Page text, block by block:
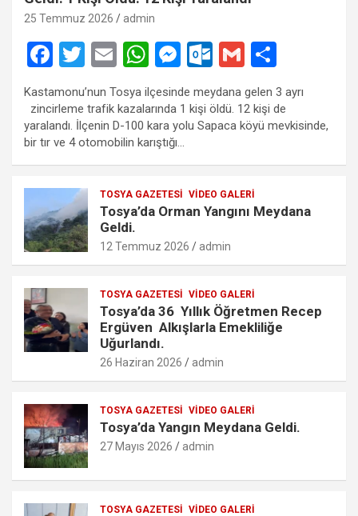
25 Temmuz 2026 admin
F
ce
b
o
o
k
T
wi
tt
er
E
ail
W
at
s
A
p
M
es
se
n
g
er
O
ut
lo
o
o
G
m
ail
h
ar
e
Kastamonu’nun Tosya ilçesinde meydana gelen 3 ayrı
zincirleme trafik kazalarında 1 kişi öldü. 12 kişi de
yaralandı. İlçenin D-100 kara yolu Sapaca köyü mevkisinde,
bir tır ve 4 otomobilin karıştığı…
TOSYA GAZETESI VIDEO GALERI
Tosya’da Orman Yangını Meydana
Geldi.
12 Temmuz 2026 admin
TOSYA GAZETESI VIDEO GALERI
Tosya’da 36 Yıllık Öğretmen Recep
Ergüven Alkışlarla Emekliliğe
Uğurlandı.
26 Haziran 2026 admin
TOSYA GAZETESI VIDEO GALERI
Tosya’da Yangın Meydana Geldi.
27 Mayıs 2026 admin
TOSYA GAZETESI VIDEO GALERI